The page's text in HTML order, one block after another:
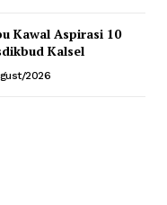
Kawal Aspirasi 10
Kalsel
2026